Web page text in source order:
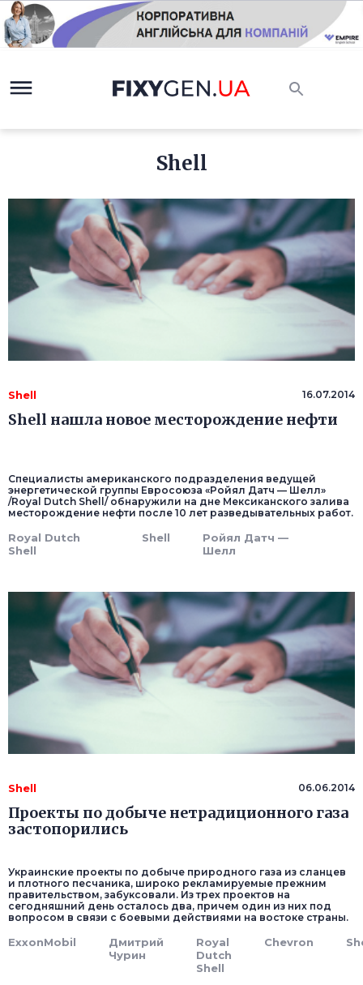
Shell
Shell 16.07.2014
Shell нашла новое месторождение нефти
Специалисты американского подразделения ведущей
энергетической группы Евросоюза «Ройял Датч — Шелл»
/Royal Dutch Shell/ обнаружили на дне Мексиканского залива
месторождение нефти после 10 лет разведывательных работ.
Royal Dutch
Shell
Shell
Ройял Датч —
Шелл
Shell 06.06.2014
Проекты по добыче нетрадиционного газа
застопорились
Украинские проекты по добыче природного газа из сланцев
и плотного песчаника, широко рекламируемые прежним
правительством, забуксовали. Из трех проектов на
сегодняшний день осталось два, причем один из них под
вопросом в связи с боевыми действиями на востоке страны.
ExxonMobil
Дмитрий
Чурин
Royal
Dutch
Shell
Chevron